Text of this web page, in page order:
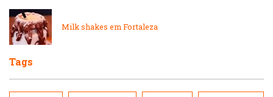
Milk shakes em Fortaleza
Tags